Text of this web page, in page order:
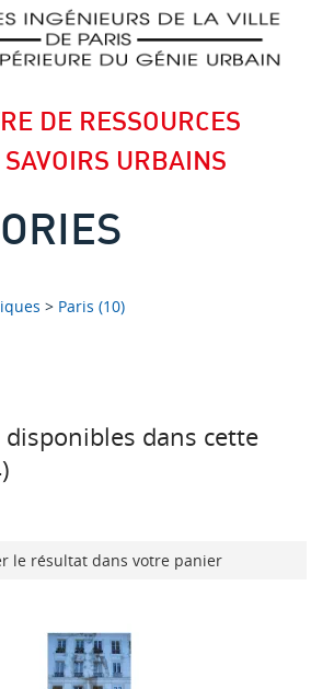
DE RESSOURCES
SAVOIRS URBAINS
> Paris (10)
dans cette
)
le résultat dans votre panier